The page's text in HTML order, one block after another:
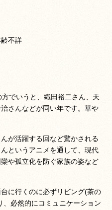
不詳
でいうと、織田裕二さん、天
さんなどが同い年です。華や
が活躍する回など驚かされる
というアニメを通して、現代
や孤立化を防ぐ家族の姿など
に行くのに必ずリビング(茶の
必然的にコミュニケーション